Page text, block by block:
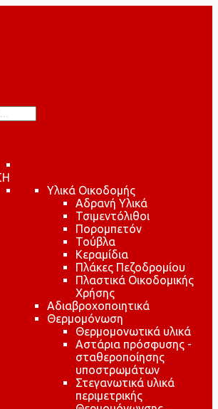
Υλικά Οικοδομής
Αδρανή Υλικά
Τσιμεντόλιθοι
Πορομπετόν
Τούβλα
Κεραμίδια
Πλάκες Πεζοδρομίου
Πλαστικά Οικοδομικής
Χρήσης
Αδιαβροχοποιητικά
Θερμομόνωση
Θερμομονωτικά υλικά
Αστάρια πρόσφυσης -
σταθεροποίησης
υποστρωμάτων
Στεγανωτικά υλικά
περιμετρικής